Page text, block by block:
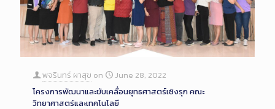
พจรินทร์ ผาสุข on
June 28, 2022
โครงการพัฒนาและขับเคลื่อนยุทธศาสตร์เชิงรุก คณะ
วิทยาศาสตร์และเทคโนโลยี